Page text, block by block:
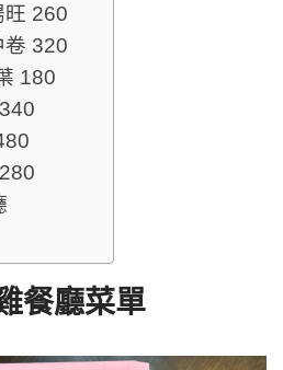
旺 260
卷 320
180
餐廳菜單